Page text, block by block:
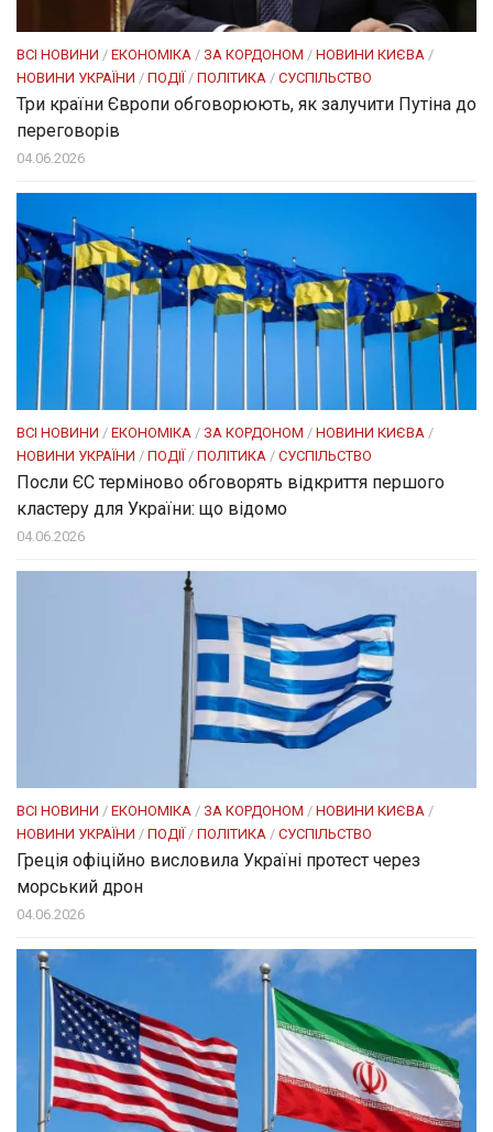
ВСІ НОВИНИ / ЕКОНОМІКА / ЗА КОРДОНОМ / НОВИНИ КИЄВА /
НОВИНИ УКРАЇНИ / ПОДІЇ / ПОЛІТИКА / СУСПІЛЬСТВО
Три країни Європи обговорюють, як залучити Путіна до
переговорів
04.06.2026
ВСІ НОВИНИ / ЕКОНОМІКА / ЗА КОРДОНОМ / НОВИНИ КИЄВА /
НОВИНИ УКРАЇНИ / ПОДІЇ / ПОЛІТИКА / СУСПІЛЬСТВО
Посли ЄC терміново обговорять відкриття першого
кластеру для України: що відомо
04.06.2026
ВСІ НОВИНИ / ЕКОНОМІКА / ЗА КОРДОНОМ / НОВИНИ КИЄВА /
НОВИНИ УКРАЇНИ / ПОДІЇ / ПОЛІТИКА / СУСПІЛЬСТВО
Греція офіційно висловила Україні протест через
морський дрон
04.06.2026